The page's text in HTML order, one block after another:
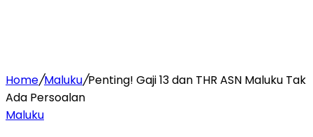
Home/Maluku/Penting! Gaji 13 dan THR ASN Maluku Tak
Ada Persoalan
Maluku